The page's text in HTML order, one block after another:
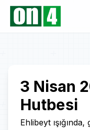
Play
Video
3 Nisan
Hutbesi
Ehlibeyt